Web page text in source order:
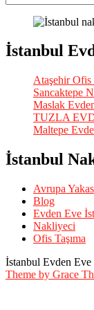
İstanbul
Ataşehir Ofis
Sancaktepe
Maslak
TUZLA
Maltepe
İstanbul
Avrupa
Blog
Evden Eve
Nakliyeci
Ofis Taşıma
İstanbul Evden
Theme by Grace